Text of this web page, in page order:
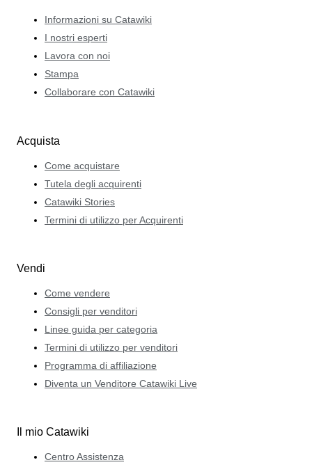
Informazioni su Catawiki
I nostri esperti
Lavora con noi
Stampa
Collaborare con Catawiki
Acquista
Come acquistare
Tutela degli acquirenti
Catawiki Stories
Termini di utilizzo per Acquirenti
Vendi
Come vendere
Consigli per venditori
Linee guida per categoria
Termini di utilizzo per venditori
Programma di affiliazione
Diventa un Venditore Catawiki Live
Il mio Catawiki
Centro Assistenza